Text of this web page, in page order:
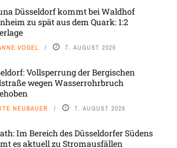
Düsseldorf kommt bei Waldhof
zu spät aus dem Quark: 1:2
VOGEL 7. AUGUST 2026
Vollsperrung der Bergischen
wegen Wasserrohrbruch
NEUBAUER 7. AUGUST 2026
Im Bereich des Düsseldorfer Südens
es aktuell zu Stromausfällen